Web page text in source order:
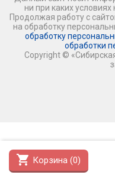
shopping_cart Корзина (0)
ни при каких
Продолжая работу с
на обработку
обработку
обработки
Copyright ©